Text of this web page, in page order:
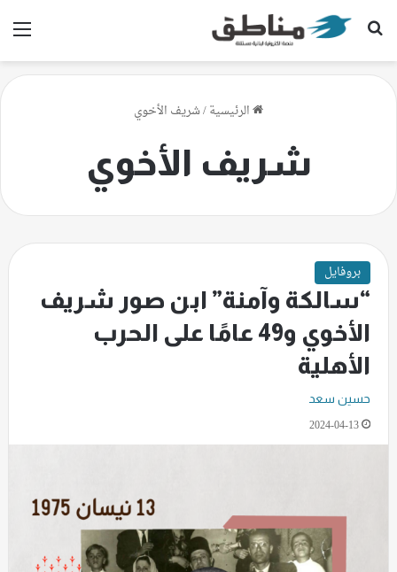
بحث عن
الرئيسية/شريف الأخوي
شريف الأخوي
بروفايل
“سالكة وآمنة” ابن صور شريف
الأخوي و49 عامًا على الحرب
الأهلية
حسين سعد
2024-04-13